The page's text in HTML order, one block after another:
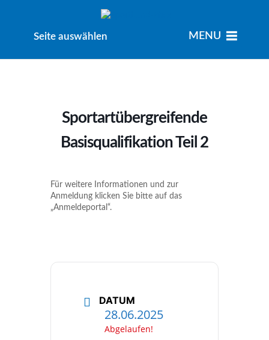
Seite auswählen MENU
Sportartübergreifende
Basisqualifikation Teil 2
Für weitere Informationen und zur
Anmeldung klicken Sie bitte auf das
„Anmeldeportal“.
DATUM
28.06.2025
Abgelaufen!